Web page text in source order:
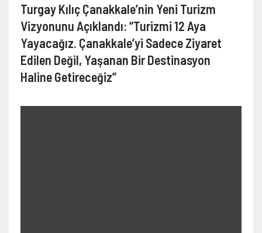
Turgay Kılıç Çanakkale’nin Yeni Turizm
Vizyonunu Açıklandı: “Turizmi 12 Aya
Yayacağız. Çanakkale’yi Sadece Ziyaret
Edilen Değil, Yaşanan Bir Destinasyon
Haline Getireceğiz”